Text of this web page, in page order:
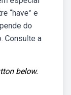
“have” e
do
Consulte a
below.